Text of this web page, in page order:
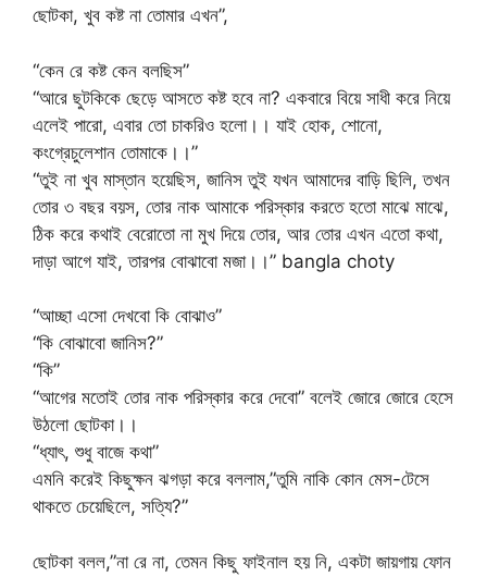
ছোটকা, খুব কষ্ট না তোমার এখন”,
“কেন রে কষ্ট কেন বলছিস”
“আরে ছুটকিকে ছেড়ে আসতে কষ্ট হবে না? একবারে বিয়ে সাধী করে নিয়ে
এলেই পারো, এবার তো চাকরিও হলো।। যাই হোক, শোনো,
কংগ্রেচুলেশান তোমাকে।।”
“তুই না খুব মাস্তান হয়েছিস, জানিস তুই যখন আমাদের বাড়ি ছিলি, তখন
তোর ৩ বছর বয়স, তোর নাক আমাকে পরিস্কার করতে হতো মাঝে মাঝে,
ঠিক করে কথাই বেরোতো না মুখ দিয়ে তোর, আর তোর এখন এতো কথা,
দাড়া আগে যাই, তারপর বোঝাবো মজা।।” bangla choty
“আচ্ছা এসো দেখবো কি বোঝাও”
“কি বোঝাবো জানিস?”
“কি”
“আগের মতোই তোর নাক পরিস্কার করে দেবো” বলেই জোরে জোরে হেসে
উঠলো ছোটকা।।
“ধ্যাৎ, শুধু বাজে কথা”
এমনি করেই কিছুক্ষন ঝগড়া করে বললাম,”তুমি নাকি কোন মেস-টেসে
থাকতে চেয়েছিলে, সত্যি?”
ছোটকা বলল,”না রে না, তেমন কিছু ফাইনাল হয় নি, একটা জায়গায় ফোন